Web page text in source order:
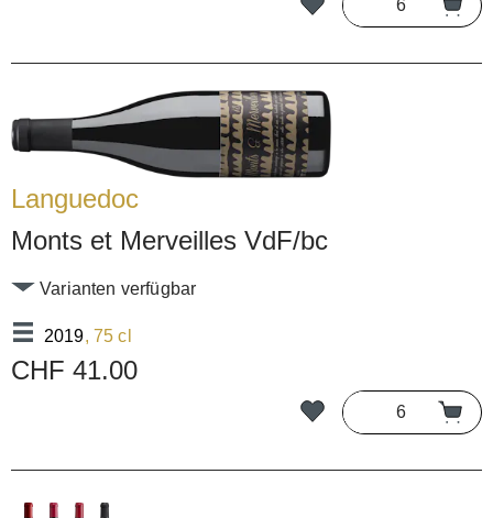
Languedoc
Monts et Merveilles VdF/bc
2019, 75 cl
Varianten verfügbar
CHF 41.00